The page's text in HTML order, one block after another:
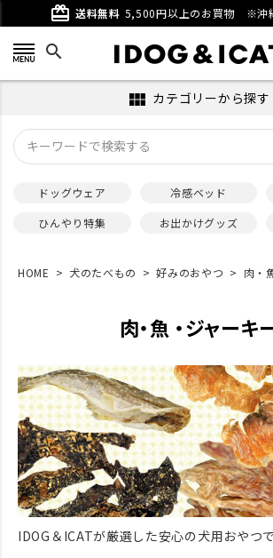
card_giftcard 送料無料 5,500円以上のお買物 ※沖
search
view_module カテゴリーから探す
ドッグウェア 冷感ベッド
ひんやり特集
お出かけグッズ
HOME 犬のたべもの 好みのおやつ 肉・
肉・魚 ・ジャーキ
IDOG＆ICATが厳選した安心の犬用おやつで